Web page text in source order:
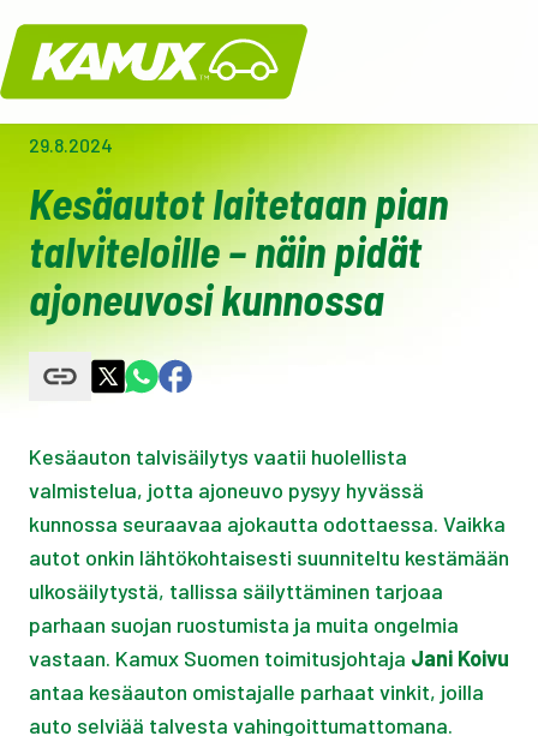
Kamux
29.8.2024
Kesäautot laitetaan pian
talviteloille – näin pidät
ajoneuvosi kunnossa
Kesäauton talvisäilytys vaatii huolellista
valmistelua, jotta ajoneuvo pysyy hyvässä
kunnossa seuraavaa ajokautta odottaessa. Vaikka
autot onkin lähtökohtaisesti suunniteltu kestämään
ulkosäilytystä, tallissa säilyttäminen tarjoaa
parhaan suojan ruostumista ja muita ongelmia
vastaan. Kamux Suomen toimitusjohtaja Jani Koivu
antaa kesäauton omistajalle parhaat vinkit, joilla
auto selviää talvesta vahingoittumattomana.